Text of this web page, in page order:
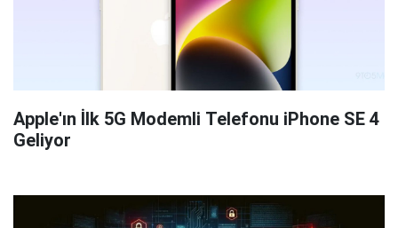
Apple'ın İlk 5G Modemli Telefonu iPhone SE 4
Geliyor